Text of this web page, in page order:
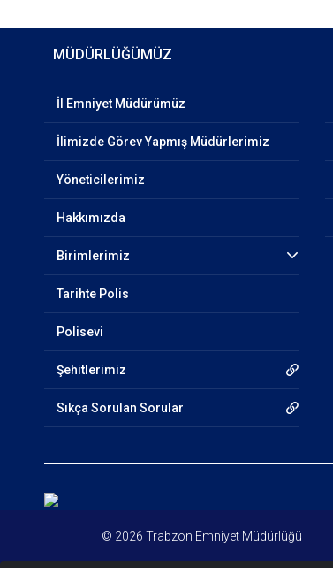
MÜDÜRLÜĞÜMÜZ
İl Emniyet Müdürümüz
İlimizde Görev Yapmış Müdürlerimiz
Yöneticilerimiz
Hakkımızda
Birimlerimiz
Tarihte Polis
Polisevi
Şehitlerimiz
Sıkça Sorulan Sorular
© 2026 Trabzon Emniyet Müdürlüğü